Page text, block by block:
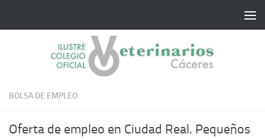
BOLSA DE EMPLEO
Oferta de empleo en Ciudad Real. Pequeños